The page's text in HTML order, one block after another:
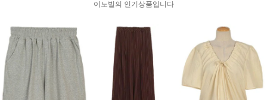
이노빌의 인기상품입니다